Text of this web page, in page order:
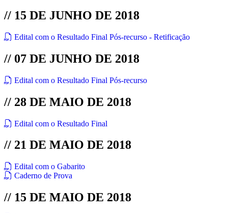
// 15 DE JUNHO DE 2018
Edital com o Resultado Final Pós-recurso - Retificação
// 07 DE JUNHO DE 2018
Edital com o Resultado Final Pós-recurso
// 28 DE MAIO DE 2018
Edital com o Resultado Final
// 21 DE MAIO DE 2018
Edital com o Gabarito
Caderno de Prova
// 15 DE MAIO DE 2018